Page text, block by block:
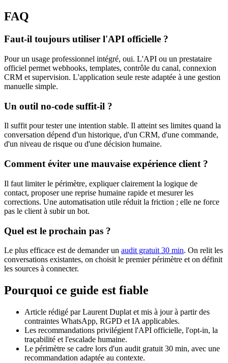
FAQ
Faut-il toujours utiliser l'API officielle ?
Pour un usage professionnel intégré, oui. L'API ou un prestataire
officiel permet webhooks, templates, contrôle du canal, connexion
CRM et supervision. L'application seule reste adaptée à une gestion
manuelle simple.
Un outil no-code suffit-il ?
Il suffit pour tester une intention stable. Il atteint ses limites quand la
conversation dépend d'un historique, d'un CRM, d'une commande,
d'un niveau de risque ou d'une décision humaine.
Comment éviter une mauvaise expérience client ?
Il faut limiter le périmètre, expliquer clairement la logique de
contact, proposer une reprise humaine rapide et mesurer les
corrections. Une automatisation utile réduit la friction ; elle ne force
pas le client à subir un bot.
Quel est le prochain pas ?
Le plus efficace est de demander un audit gratuit 30 min. On relit les
conversations existantes, on choisit le premier périmètre et on définit
les sources à connecter.
Pourquoi ce guide est fiable
Article rédigé par Laurent Duplat et mis à jour à partir des
contraintes WhatsApp, RGPD et IA applicables.
Les recommandations privilégient l'API officielle, l'opt-in, la
traçabilité et l'escalade humaine.
Le périmètre se cadre lors d'un audit gratuit 30 min, avec une
recommandation adaptée au contexte.